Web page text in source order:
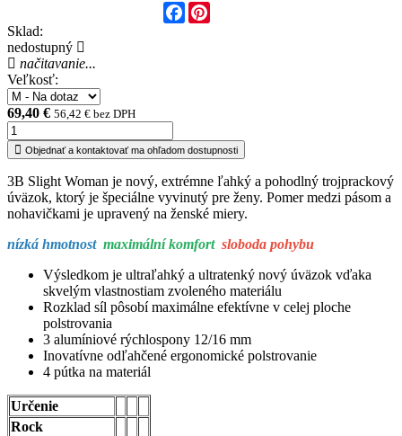
Facebook
Sklad:
nedostupný
načitavanie...
Veľkosť:
69,40 € 56,42 € bez DPH
Objednať a kontaktovať ma ohľadom dostupnosti
3B Slight Woman je nový, extrémne ľahký a pohodlný trojprackový
úväzok, ktorý je špeciálne vyvinutý pre ženy. Pomer medzi pásom a
nohavičkami je upravený na ženské miery.
nízká hmotnost maximální komfort sloboda pohybu
Výsledkom je ultraľahký a ultratenký nový úväzok vďaka
skvelým vlastnostiam zvoleného materiálu
Rozklad síl pôsobí maximálne efektívne v celej ploche
polstrovania
3 alumíniové rýchlospony 12/16 mm
Inovatívne odľahčené ergonomické polstrovanie
4 pútka na materiál
Určenie
Rock